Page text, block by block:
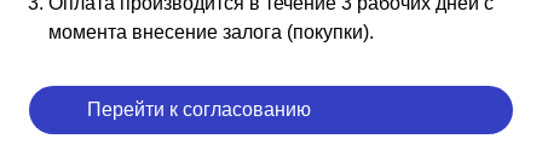
момента внесение залога (покупки).
Перейти к согласованию